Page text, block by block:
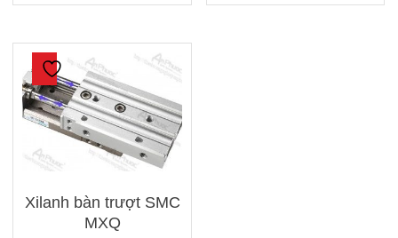
Xilanh bàn trượt SMC
MXQ